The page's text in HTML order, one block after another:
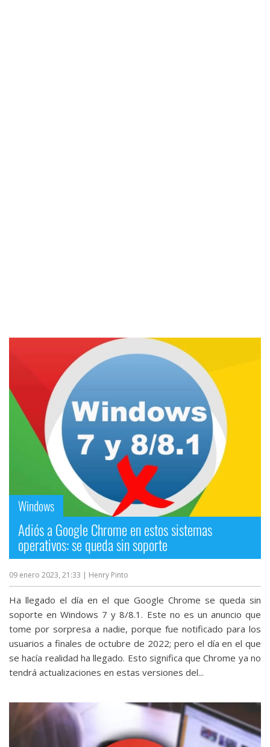
Windows
Adiós a Google Chrome en estos sistemas
operativos: se queda sin soporte
09 enero 2023, 21:33 | Henry Pinto
Ha llegado el día en el que Google Chrome se queda sin
soporte en Windows 7 y 8/8.1. Este no es un anuncio que
tome por sorpresa a nadie, porque fue notificado para los
usuarios a finales de octubre de 2022; pero el día en el que
se hacía realidad ha llegado. Esto significa que Chrome ya no
tendrá actualizaciones en estas versiones del...